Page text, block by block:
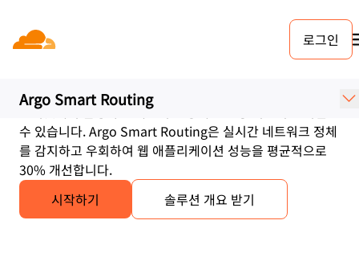
로그인
Argo Smart Routing
Argo Smart Routing
인터넷에서 발생하는 네트워크 정체로 로딩 시간이 느려질
수 있습니다. Argo Smart Routing은 실시간 네트워크 정체
를 감지하고 우회하여 웹 애플리케이션 성능을 평균적으로
30% 개선합니다.
시작하기
솔루션 개요 받기